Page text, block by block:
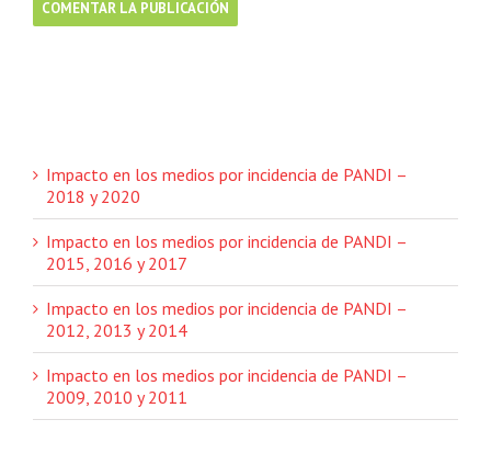
Impacto en los medios por incidencia de PANDI –
2018 y 2020
Impacto en los medios por incidencia de PANDI –
2015, 2016 y 2017
Impacto en los medios por incidencia de PANDI –
2012, 2013 y 2014
Impacto en los medios por incidencia de PANDI –
2009, 2010 y 2011